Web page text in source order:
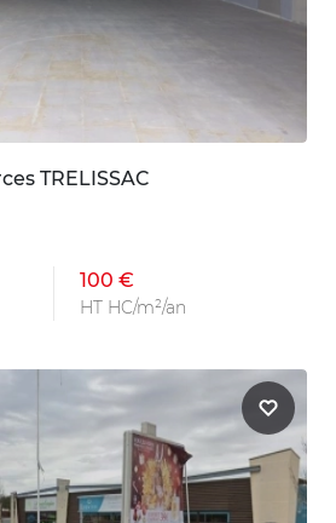
TRELISSAC
100 €
HT HC/m²/an